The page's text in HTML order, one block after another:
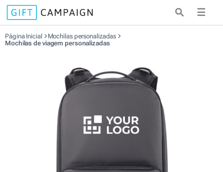
☰
Página Inicial
Mochilas personalizadas
Mochilas de viagem personalizadas